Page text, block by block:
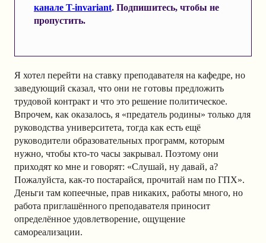
канале T-invariant. Подпишитесь, чтобы не
пропустить.
Я хотел перейти на ставку преподавателя на кафедре, но
заведующий сказал, что они не готовы предложить
трудовой контракт и что это решение политическое.
Впрочем, как оказалось, я «предатель родины» только для
руководства университета, тогда как есть ещё
руководители образовательных программ, которым
нужно, чтобы кто-то часы закрывал. Поэтому они
приходят ко мне и говорят: «Слушай, ну давай, а?
Пожалуйста, как-то постарайся, прочитай нам по ГПХ».
Деньги там копеечные, прав никаких, работы много, но
работа приглашённого преподавателя приносит
определённое удовлетворение, ощущение
самореализации.